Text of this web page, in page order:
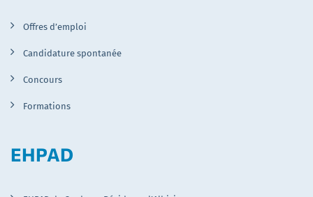
Offres d’emploi
Candidature spontanée
Concours
Formations
EHPAD